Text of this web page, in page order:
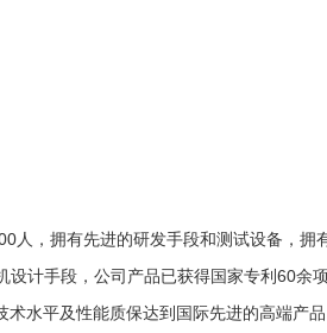
，拥有先进的研发手段和测试设备，拥
计手段，公司产品已获得国家专利60余
水平及性能质保达到国际先进的高端产